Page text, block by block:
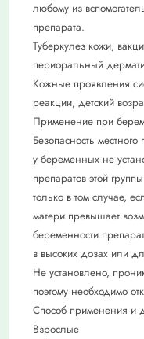
любому из
препарата.
Туберкулез кожи,
периоральный
Кожные проявления
реакции, детский
Применение при
Безопасность
у беременных не
препаратов этой
только в том случае,
матери превышает
беременности
в высоких дозах или
Не установлено,
поэтому необходимо
Способ применения и
Взрослые